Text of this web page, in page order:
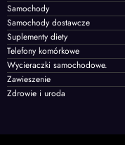
Samochody
Samochody dostawcze
Suplementy diety
Telefony komórkowe
Wycieraczki samochodowe.
Zawieszenie
Zdrowie i uroda